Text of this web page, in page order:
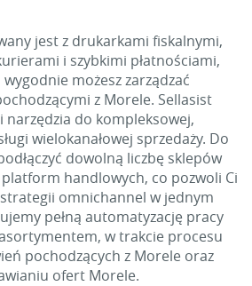
jest z drukarkami fiskalnymi,
i szybkimi płatnościami,
możesz zarządzać
z Morele. Sellasist
narzędzia do kompleksowej,
wielokanałowej sprzedaży. Do
dowolną liczbę sklepów
handlowych, co pozwoli Ci
omnichannel w jednym
pełną automatyzację pracy
w trakcie procesu
pochodzących z Morele oraz
ofert Morele.